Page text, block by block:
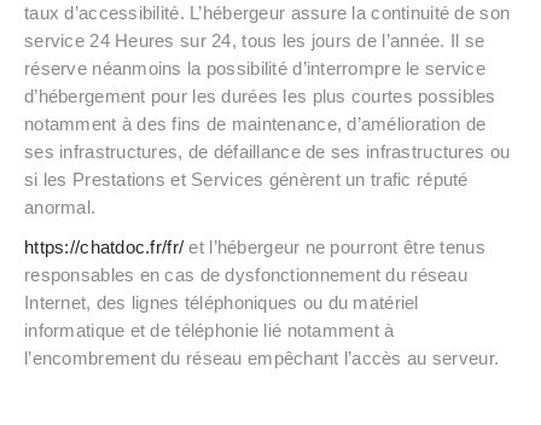
taux d’accessibilité. L’hébergeur assure la continuité de son
service 24 Heures sur 24, tous les jours de l’année. Il se
réserve néanmoins la possibilité d’interrompre le service
d’hébergement pour les durées les plus courtes possibles
notamment à des fins de maintenance, d’amélioration de
ses infrastructures, de défaillance de ses infrastructures ou
si les Prestations et Services génèrent un trafic réputé
anormal.
https://chatdoc.fr/fr/ et l’hébergeur ne pourront être tenus
responsables en cas de dysfonctionnement du réseau
Internet, des lignes téléphoniques ou du matériel
informatique et de téléphonie lié notamment à
l’encombrement du réseau empêchant l’accès au serveur.